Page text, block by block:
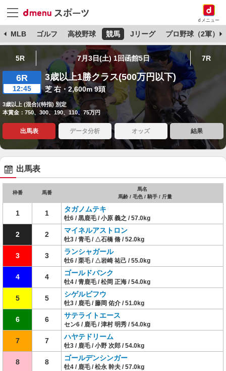
dメニュー
MLB ゴルフ 高校野球 競馬 Jリーグ プロ野球（2軍）
5R 7月3日(土) 1回函館5日 7R
6R
12:45
3歳以上1勝クラス(500万円以下)
芝 右・2,600m 9頭
3歳以上 (混合)(特指) 別定
本賞金：750、300、190、110、75万円
出馬表 データ分析 オッズ 結果
出馬表
枠番 馬番
馬名
馬齢 / 毛色 / 騎手 / 斤量
1 1 タガノムテキ
牡6 / 黒鹿毛 / 小原 義之 / 57.0kg
2 2 マイネルアストロン
牡3 / 青毛 / △石橋 脩 / 52.0kg
3 3 ランシャガール
牡6 / 栗毛 / △岩崎 祐己 / 55.0kg
4 4 ゴールドバンク
牡4 / 青鹿毛 / 松岡 正海 / 54.0kg
5 5 シゲルビフウ
牡3 / 鹿毛 / 藤岡 佑介 / 51.0kg
6 6 サテライトエース
セン6 / 鹿毛 / 津村 明秀 / 54.0kg
7 7 ハヤテドリーム
牡3 / 鹿毛 / 小野 次郎 / 54.0kg
8 8 ゴールデンシンガー
牡4 / 鹿毛 / 松永 幹夫 / 57.0kg